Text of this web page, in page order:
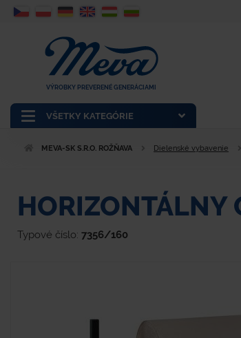
VŠETKY KATEGÓRIE
VÝROBKY PREVERENÉ GENERÁCIAMI
MEVA-SK S.R.O. ROŽŇAVA Dielenské vybavenie
HORIZONTÁLNY
Typové číslo: 7356/160